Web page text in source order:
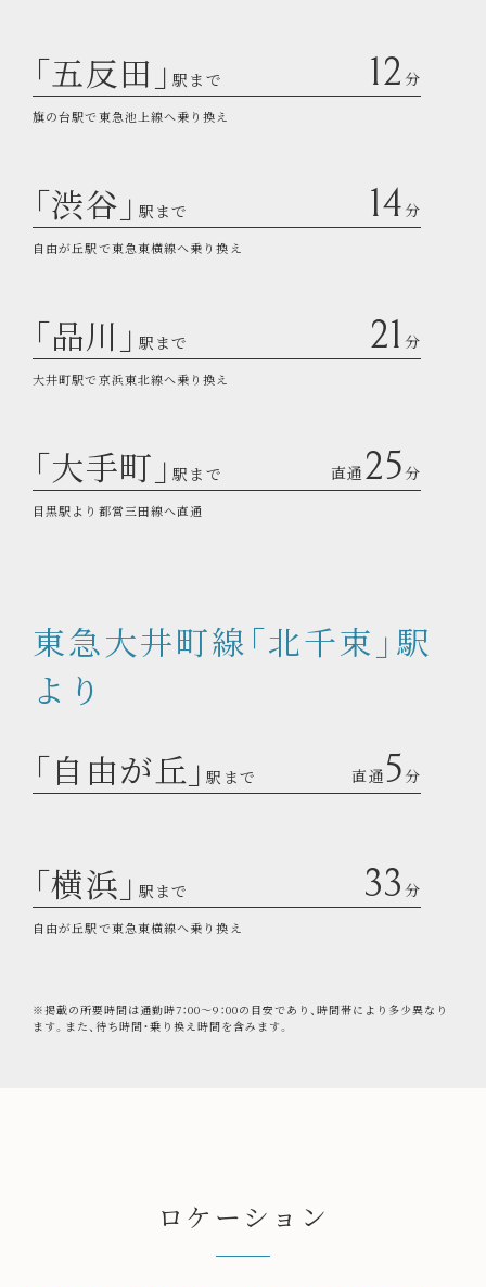
「五反田」 駅まで 12 分
旗の台駅で東急池上線へ乗り換え
「渋谷」 駅まで 14分
自由が丘駅で東急東横線へ乗り換え
「品川」 駅まで 21 分
大井町駅で京浜東北線へ乗り換え
「大手町」 駅まで 直通 25分
目黒駅より都営三田線へ直通
東急大井町線「北千束」駅
より
「自由が丘」駅まで 直通5分
「横浜」 駅まで 33 分
自由が丘駅で東急東横線へ乗り換え
※掲載の所要時間は通勤時7：00～9：00の目安であり、時間帯により多少異なり
ます。また、待ち時間・乗り換え時間を含みます。
ロケーション